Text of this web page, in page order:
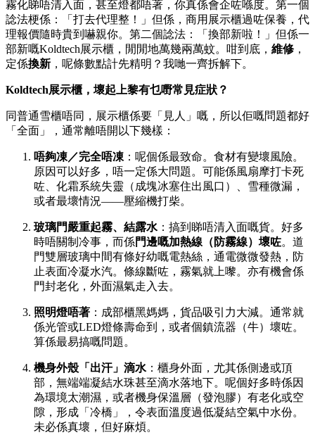
霧化睇唔清入面，甚至燈都唔著，你真係會企咗喺度。第一個
諗法梗係：「打去代理整！」但係，商用展示櫃過咗保養，代
理報價隨時貴到嚇親你。第二個諗法：「換部新啦！」但係一
部新嘅Koldtech展示櫃，閒閒地萬幾兩萬蚊。咁到底， 維修 ，
定係換新 ，呢條數點計先精明？我哋一齊拆解下。
Koldtech展示櫃，壞起上黎有乜嘢常見症狀？
同普通雪櫃唔同，展示櫃係要「見人」嘅，所以佢嘅問題都好
「全面」，通常離唔開以下幾樣：
唔夠凍／完全唔凍 ：呢個係最致命。食材有變壞風險。
原因可以好多，唔一定係大問題。可能係風扇摩打卡死
咗、化霜系統失靈（成塊冰塞住出風口）、雪種微漏，
或者最壞情況——壓縮機打柴。
玻璃門嚴重起霧、結露水 ：搞到睇唔清入面嘅貨。好多
時唔關制冷事，而係門邊嘅加熱線（防霧線）壞咗。道
門雙層玻璃中間有條好幼嘅電熱絲，通電微微發熱，防
止表面冷凝水汽。條線斷咗，霧氣就上嚟。亦有機會係
門封老化，外面濕氣走入去。
照明燈唔著 ：成部櫃黑媽媽，貨品吸引力大減。通常就
係光管或LED燈條壽命到，或者個鎮流器（牛）壞咗。
算係最易搞嘅問題。
機身外殼「出汗」滴水 ：櫃身外面，尤其係側邊或頂
部，無端端凝結水珠甚至滴水落地下。呢個好多時係因
為環境太潮濕，或者機身保溫層（發泡膠）有老化或空
隙，形成「冷橋」，令表面溫度過低凝結空氣中水份。
未必係真壞，但好麻煩。